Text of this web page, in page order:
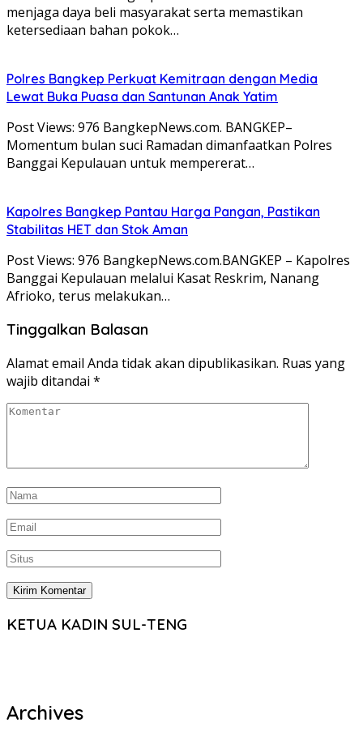
menjaga daya beli masyarakat serta memastikan
ketersediaan bahan pokok…
Polres Bangkep Perkuat Kemitraan dengan Media
Lewat Buka Puasa dan Santunan Anak Yatim
Post Views: 976 BangkepNews.com. BANGKEP–
Momentum bulan suci Ramadan dimanfaatkan Polres
Banggai Kepulauan untuk mempererat…
Kapolres Bangkep Pantau Harga Pangan, Pastikan
Stabilitas HET dan Stok Aman
Post Views: 976 BangkepNews.com.BANGKEP – Kapolres
Banggai Kepulauan melalui Kasat Reskrim, Nanang
Afrioko, terus melakukan…
Tinggalkan Balasan
Alamat email Anda tidak akan dipublikasikan. Ruas yang
wajib ditandai *
KETUA KADIN SUL-TENG
Archives